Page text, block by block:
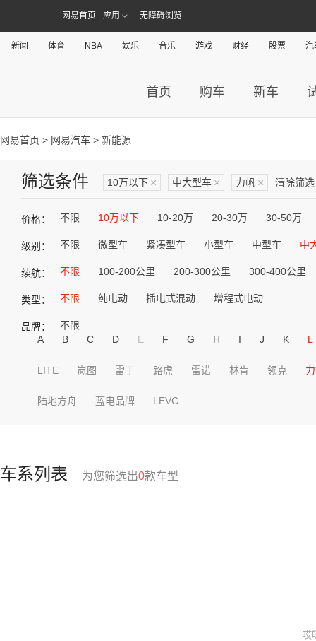
网易首页 应用 无障碍浏览
新闻 体育 NBA 娱乐 音乐 游戏 财经 股票 汽
首页 购车 新车
网易首页 > 网易汽车 > 新能源
筛选条件 10万以下 × 中大型车 × 力帆 × 清除筛选
价格： 不限 10万以下 10-20万 20-30万 30-50万
级别： 不限 微型车 紧凑型车 小型车 中型车 中
续航： 不限 100-200公里 200-300公里 300-400公里
类型： 不限 纯电动 插电式混动 增程式电动
品牌：
不限
A
B C D E F G H I J K L
LITE 岚图 雷丁 路虎 雷诺 林肯 领克
陆地方舟 蓝电品牌 LEVC
车系列表 为您筛选出0款车型
哎